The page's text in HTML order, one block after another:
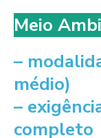
Meio
–
médio)
–
completo